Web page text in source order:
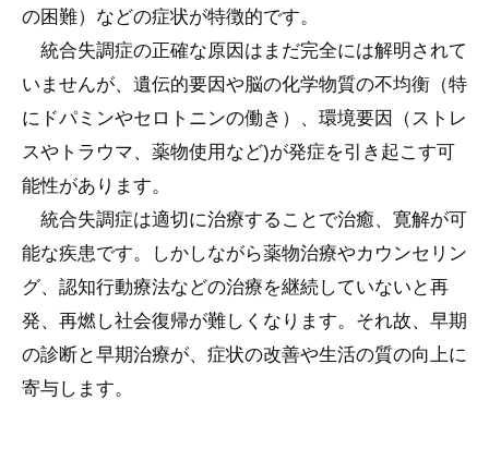
の困難）などの症状が特徴的です。
統合失調症の正確な原因はまだ完全には解明されて
いませんが、遺伝的要因や脳の化学物質の不均衡（特
にドパミンやセロトニンの働き）、環境要因（ストレ
スやトラウマ、薬物使用など)が発症を引き起こす可
能性があります。
統合失調症は適切に治療することで治癒、寛解が可
能な疾患です。しかしながら薬物治療やカウンセリン
グ、認知行動療法などの治療を継続していないと再
発、再燃し社会復帰が難しくなります。それ故、早期
の診断と早期治療が、症状の改善や生活の質の向上に
寄与します。